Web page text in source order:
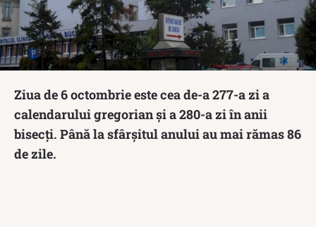
Ziua de 6 octombrie este cea de-a 277-a zi a
calendarului gregorian și a 280-a zi în anii
bisecți. Până la sfârșitul anului au mai rămas 86
de zile.